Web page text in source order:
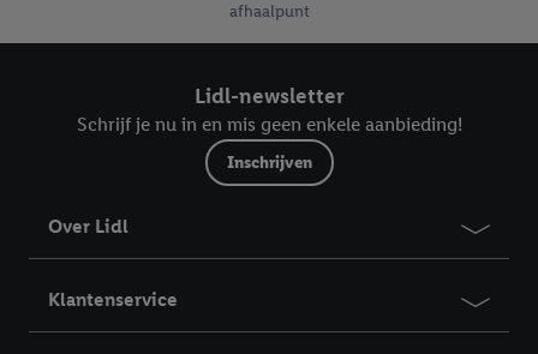
afhaalpunt
Lidl-newsletter
Schrijf je nu in en mis geen enkele aanbieding!
Inschrijven
Over Lidl
Klantenservice